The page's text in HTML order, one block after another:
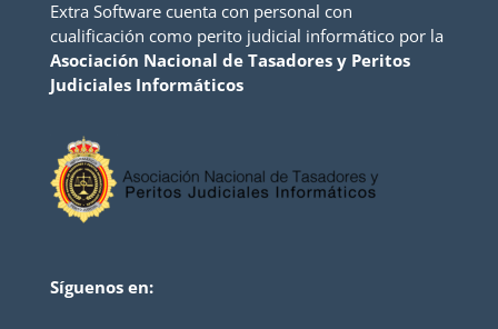
Extra Software cuenta con personal con
cualificación como perito judicial informático por la
Asociación Nacional de Tasadores y Peritos
Judiciales Informáticos
Síguenos en: